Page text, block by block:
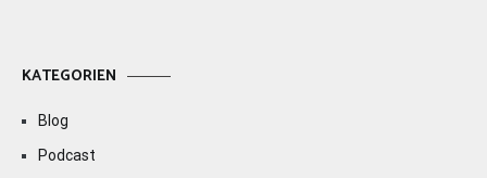
KATEGORIEN
Blog
Podcast